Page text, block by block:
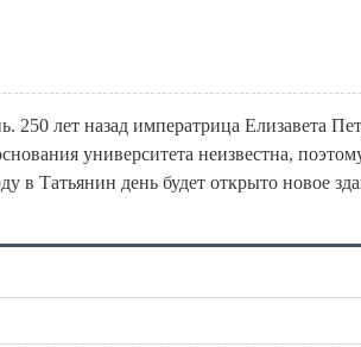
250 лет назад императрица Елизавета
университета неизвестна,
в Татьянин день будет открыто новое